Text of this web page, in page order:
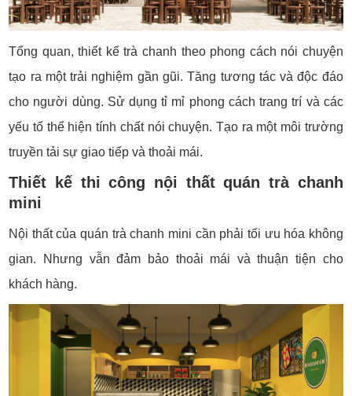
Tổng quan, thiết kế trà chanh theo phong cách nói chuyện
tạo ra một trải nghiệm gần gũi. Tăng tương tác và độc đáo
cho người dùng. Sử dụng tỉ mỉ phong cách trang trí và các
yếu tố thể hiện tính chất nói chuyện. Tạo ra một môi trường
truyền tải sự giao tiếp và thoải mái.
Thiết kế thi công nội thất quán trà chanh
mini
Nội thất của quán trà chanh mini cần phải tối ưu hóa không
gian. Nhưng vẫn đảm bảo thoải mái và thuận tiện cho
khách hàng.